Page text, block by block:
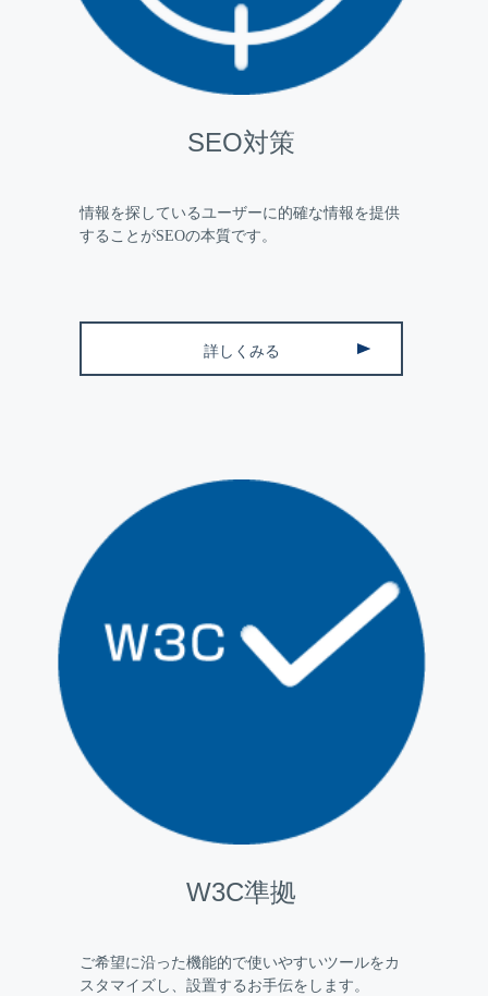
SEO対策
情報を探しているユーザーに的確な情報を提供
することがSEOの本質です。
詳しくみる
W3C準拠
ご希望に沿った機能的で使いやすいツールをカ
スタマイズし、設置するお手伝をします。